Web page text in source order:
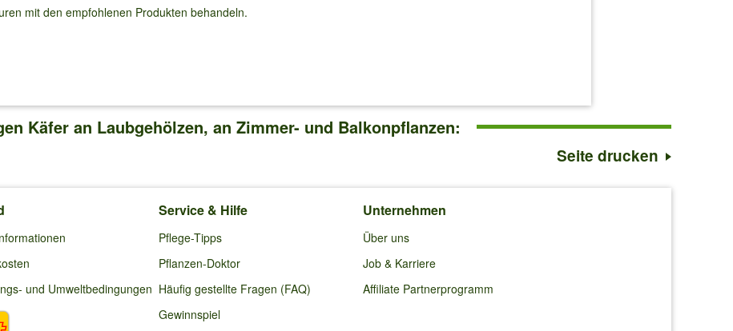
mit den empfohlenen Produkten behandeln.
Käfer an Laubgehölzen, an Zimmer- und Balkonpflanzen:
Seite drucken
und Umweltbedingungen
Service & Hilfe
Pflege-Tipps
Pflanzen-Doktor
Häufig gestellte Fragen (FAQ)
Gewinnspiel
Unternehmen
Über uns
Job & Karriere
Affiliate Partnerprogramm